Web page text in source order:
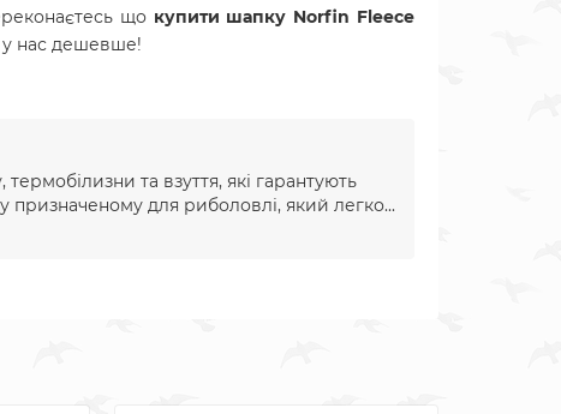
що купити шапку Norfin Fleece
у нас дешевше!
та взуття, які гарантують
призначеному для риболовлі, який легко...